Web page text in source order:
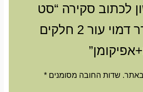
לכתוב סקירה “סט
פסח מהודר דמוי עור 2 חלקים
שדות החובה מסומנים*